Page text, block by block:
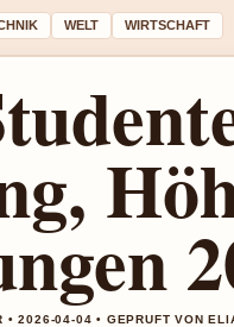
WELT WIRTSCHAFT
• 2026-04-04 • GEPRUFT VON